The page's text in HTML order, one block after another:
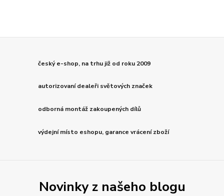
český e-shop, na trhu již od roku 2009
autorizovaní dealeři světových značek
odborná montáž zakoupených dílů
výdejní místo eshopu, garance vrácení zboží
Novinky z našeho blogu